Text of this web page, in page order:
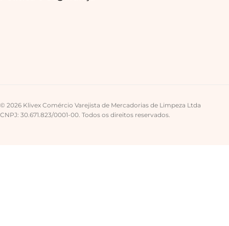
© 2026 Klivex Comércio Varejista de Mercadorias de Limpeza Ltda
CNPJ: 30.671.823/0001-00. Todos os direitos reservados.